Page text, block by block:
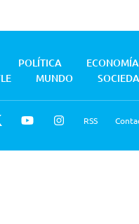
POLÍTICA ECONOMÍA
MUNDO
RSS